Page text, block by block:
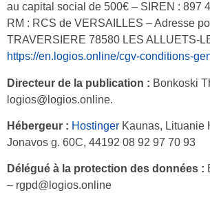
au capital social de 500€ – SIREN : 897
RM : RCS de VERSAILLES – Adresse
TRAVERSIERE 78580 LES ALLUETS-
https://en.logios.online/cgv-conditions-
Directeur de la publication : Bonkoski
logios@logios.online.
Hébergeur : Hostinger Kaunas, Lituanie
Jonavos g. 60C, 44192 08 92 97 70 93
Délégué à la protection des données :
– rgpd@logios.online